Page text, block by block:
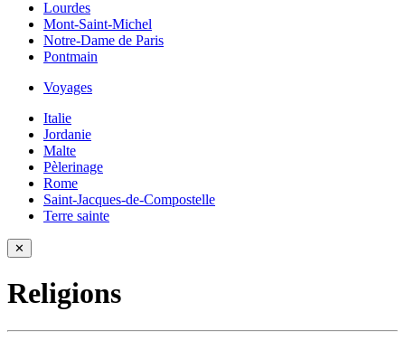
Lourdes
Mont-Saint-Michel
Notre-Dame de Paris
Pontmain
Voyages
Italie
Jordanie
Malte
Pèlerinage
Rome
Saint-Jacques-de-Compostelle
Terre sainte
✕
Religions